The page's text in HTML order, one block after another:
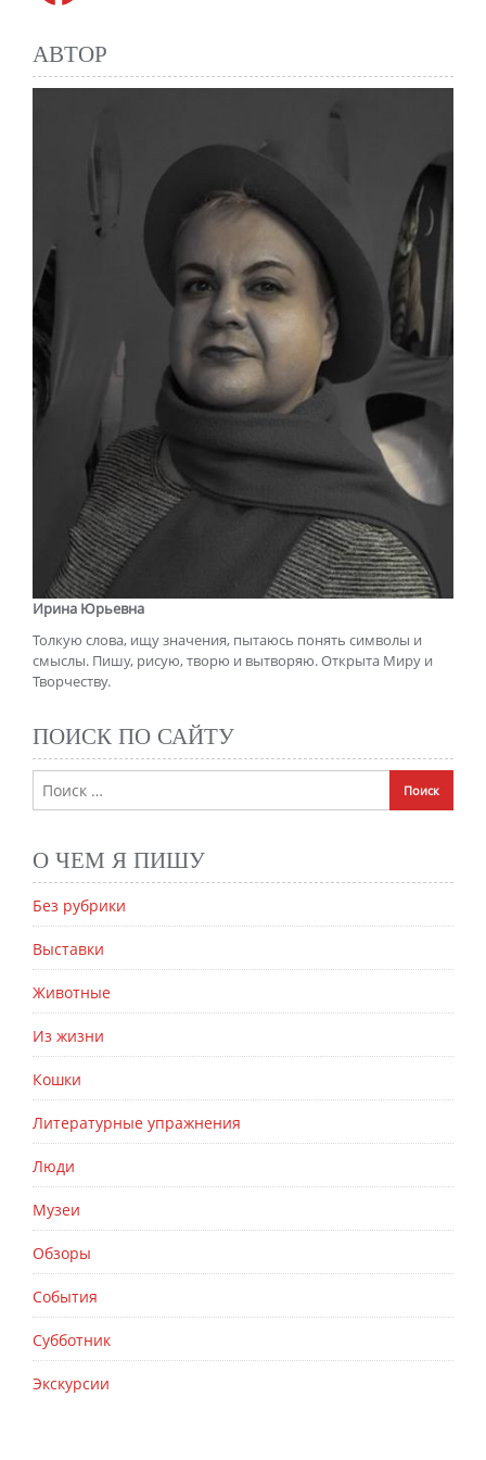
АВТОР
Ирина Юрьевна
Толкую слова, ищу значения, пытаюсь понять символы и
смыслы. Пишу, рисую, творю и вытворяю. Открыта Миру и
Творчеству.
ПОИСК ПО САЙТУ
О ЧЕМ Я ПИШУ
Без рубрики
Выставки
Животные
Из жизни
Кошки
Литературные упражнения
Люди
Музеи
Обзоры
События
Субботник
Экскурсии